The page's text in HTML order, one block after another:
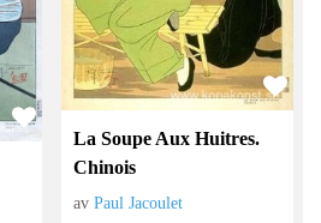
La Soupe Aux Huitres.
Chinois
avPaul Jacoulet